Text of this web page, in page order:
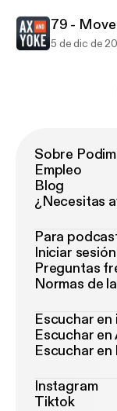
79 -
5 de dic de
Sobre
Empleo
Blog
¿Necesitas
Para
Iniciar
Preguntas
Normas de
Escuchar en
Escuchar
Escuchar en
Instagram
Tiktok